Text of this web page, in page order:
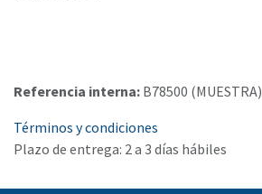
Referencia interna: B78500 (MUESTRA)
Términos y condiciones
Plazo de entrega: 2 a 3 días hábiles